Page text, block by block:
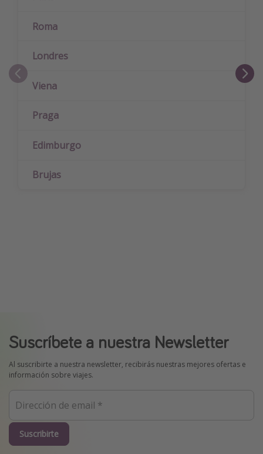
Roma
Londres
Viena
Praga
Edimburgo
Brujas
Suscríbete a nuestra Newsletter
Al suscribirte a nuestra newsletter, recibirás nuestras mejores ofertas e
información sobre viajes.
Suscribirte